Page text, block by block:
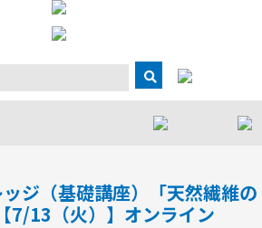
ジ（基礎講座）「天然繊維の
7/13（火）】オンライン